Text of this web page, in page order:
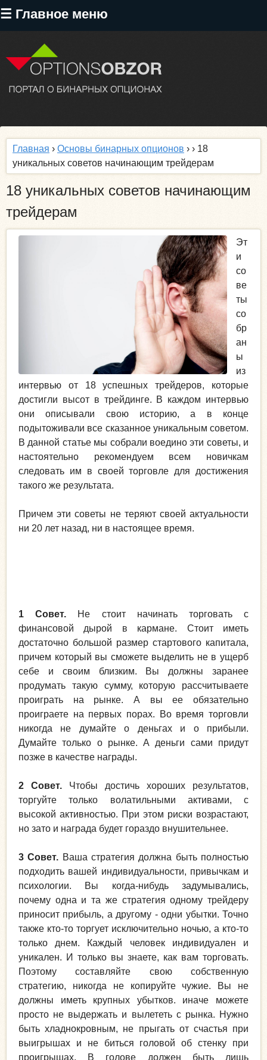
☰ Главное меню
Перейти
содержанию
Главная › Основы бинарных опционов › › 18
уникальных советов начинающим трейдерам
18 уникальных советов начинающим
трейдерам
Эт
и
со
ве
ты
со
бр
ан
ы
из
интервью от 18 успешных трейдеров, которые
достигли высот в трейдинге. В каждом интервью
они описывали свою историю, а в конце
подытоживали все сказанное уникальным советом.
В данной статье мы собрали воедино эти советы, и
настоятельно рекомендуем всем новичкам
следовать им в своей торговле для достижения
такого же результата.
Причем эти советы не теряют своей актуальности
ни 20 лет назад, ни в настоящее время.
1 Совет. Не стоит начинать торговать с
финансовой дырой в кармане. Стоит иметь
достаточно большой размер стартового капитала,
причем который вы сможете выделить не в ущерб
себе и своим близким. Вы должны заранее
продумать такую сумму, которую рассчитываете
проиграть на рынке. А вы ее обязательно
проиграете на первых порах. Во время торговли
никогда не думайте о деньгах и о прибыли.
Думайте только о рынке. А деньги сами придут
позже в качестве награды.
2 Совет. Чтобы достичь хороших результатов,
торгуйте только волатильными активами, с
высокой активностью. При этом риски возрастают,
но зато и награда будет гораздо внушительнее.
3 Совет. Ваша стратегия должна быть полностью
подходить вашей индивидуальности, привычкам и
психологии. Вы когда-нибудь задумывались,
почему одна и та же стратегия одному трейдеру
приносит прибыль, а другому - одни убытки. Точно
также кто-то торгует исключительно ночью, а кто-то
только днем. Каждый человек индивидуален и
уникален. И только вы знаете, как вам торговать.
Поэтому составляйте свою собственную
стратегию, никогда не копируйте чужие. Вы не
должны иметь крупных убытков. иначе можете
просто не выдержать и вылететь с рынка. Нужно
быть хладнокровным, не прыгать от счастья при
выигрышах и не биться головой об стенку при
проигрышах. В голове должен быть лишь